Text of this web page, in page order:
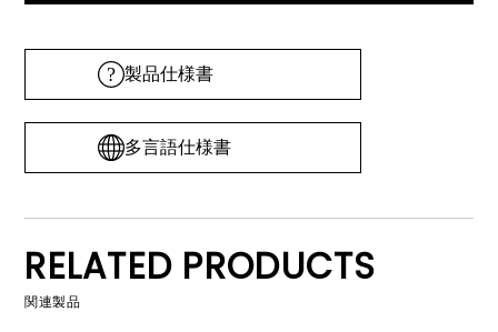
製品仕様書
多言語仕様書
RELATED PRODUCTS
関連製品